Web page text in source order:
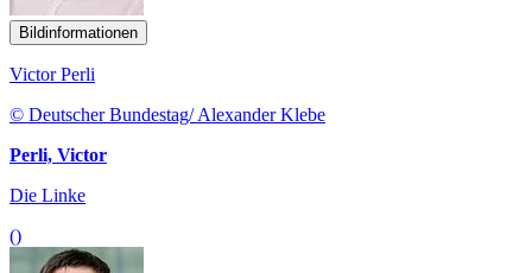
Bildinformationen
Victor Perli
© Deutscher Bundestag/ Alexander Klebe
Perli, Victor
Die Linke
()